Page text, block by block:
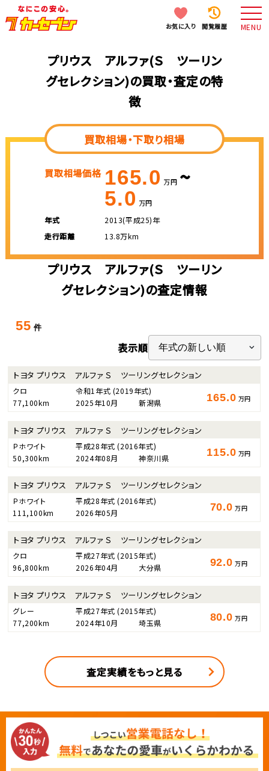
お気に入り 閲覧履歴 MENU
プリウス アルファ(Ｓ ツーリン
グセレクション)の買取・査定の特
徴
買取相場・下取り相場
買取相場価格 165.0 万円 ~
5.0 万円
年式
2013(平成25)年
走行距離
13.8万km
プリウス アルファ(Ｓ ツーリン
グセレクション)の査定情報
55 件
表示順
トヨタ プリウス アルファ Ｓ ツーリングセレクション
クロ 令和1年式 (2019年式)
77,100km
2025年10月 新潟県 165.0 万円
トヨタ プリウス アルファ Ｓ ツーリングセレクション
Ｐホワイト 平成28年式(2016年式)
50,300km
2024年08月 神奈川県 115.0 万円
トヨタ プリウス アルファ Ｓ ツーリングセレクション
Ｐホワイト 平成28年式(2016年式)
111,100km
2026年05月 70.0 万円
トヨタ プリウス アルファ Ｓ ツーリングセレクション
クロ 平成27年式(2015年式)
96,800km
2026年04月 大分県 92.0 万円
トヨタ プリウス アルファ Ｓ ツーリングセレクション
グレー 平成27年式(2015年式)
77,200km
2024年10月 埼玉県 80.0 万円
査定実績をもっと見る